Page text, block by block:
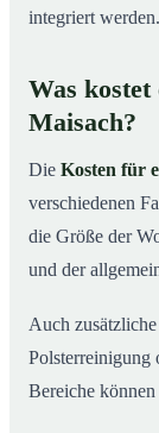
integriert werden.
Was
Maisach?
Die Kosten für
verschiedenen
die Größe der
und der
Auch
Polsterreinigung
Bereiche